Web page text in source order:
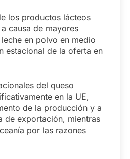
los productos lácteos
causa de mayores
en polvo en medio
estacional de la oferta en
del queso
en la UE,
de la producción y a
de exportación, mientras
por las razones